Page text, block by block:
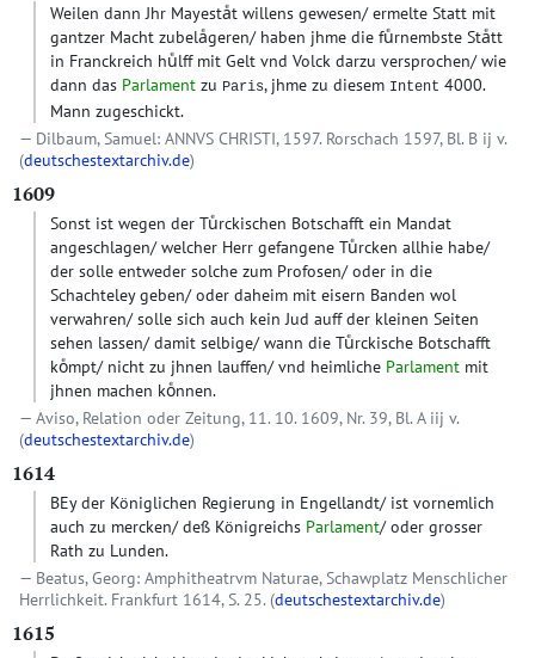
Weilen dann Jhr Mayestaͤt willens gewesen/ ermelte Statt mit
gantzer Macht zubelaͤgeren/ haben jhme die fuͤrnembste Staͤtt
in Franckreich huͤlff mit Gelt vnd Volck darzu versprochen/ wie
dann das Parlament zu Paris, jhme zu diesem Intent 4000.
Mann zugeschickt.
Dilbaum, Samuel: ANNVS CHRISTI, 1597. Rorschach 1597, Bl. B ij v.
(deutschestextarchiv.de)
1609
Sonst ist wegen der Tuͤrckischen Botschafft ein Mandat
angeschlagen/ welcher Herr gefangene Tuͤrcken allhie habe/
der solle entweder solche zum Profosen/ oder in die
Schachteley geben/ oder daheim mit eisern Banden wol
verwahren/ solle sich auch kein Jud auff der kleinen Seiten
sehen lassen/ damit selbige/ wann die Tuͤrckische Botschafft
koͤmpt/ nicht zu jhnen lauffen/ vnd heimliche Parlament mit
jhnen machen koͤnnen.
Aviso, Relation oder Zeitung, 11. 10. 1609, Nr. 39, Bl. A iij v.
(deutschestextarchiv.de)
1614
BEy der Königlichen Regierung in Engellandt/ ist vornemlich
auch zu mercken/ deß Königreichs Parlament/ oder grosser
Rath zu Lunden.
Beatus, Georg: Amphitheatrvm Naturae, Schawplatz Menschlicher
Herrlichkeit. Frankfurt 1614, S. 25. (deutschestextarchiv.de)
1615